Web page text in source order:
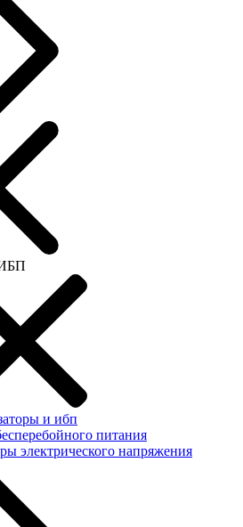
и ибп
питания
электрического напряжения